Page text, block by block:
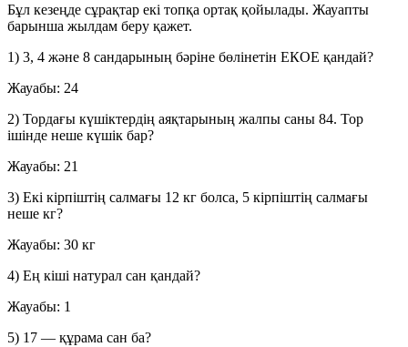
Бұл кезеңде сұрақтар екі топқа ортақ қойылады. Жауапты
барынша жылдам беру қажет.
1) 3, 4 және 8 сандарының бәріне бөлінетін ЕКОЕ қандай?
Жауабы: 24
2) Тордағы күшіктердің аяқтарының жалпы саны 84. Тор
ішінде неше күшік бар?
Жауабы: 21
3) Екі кірпіштің салмағы 12 кг болса, 5 кірпіштің салмағы
неше кг?
Жауабы: 30 кг
4) Ең кіші натурал сан қандай?
Жауабы: 1
5) 17 — құрама сан ба?